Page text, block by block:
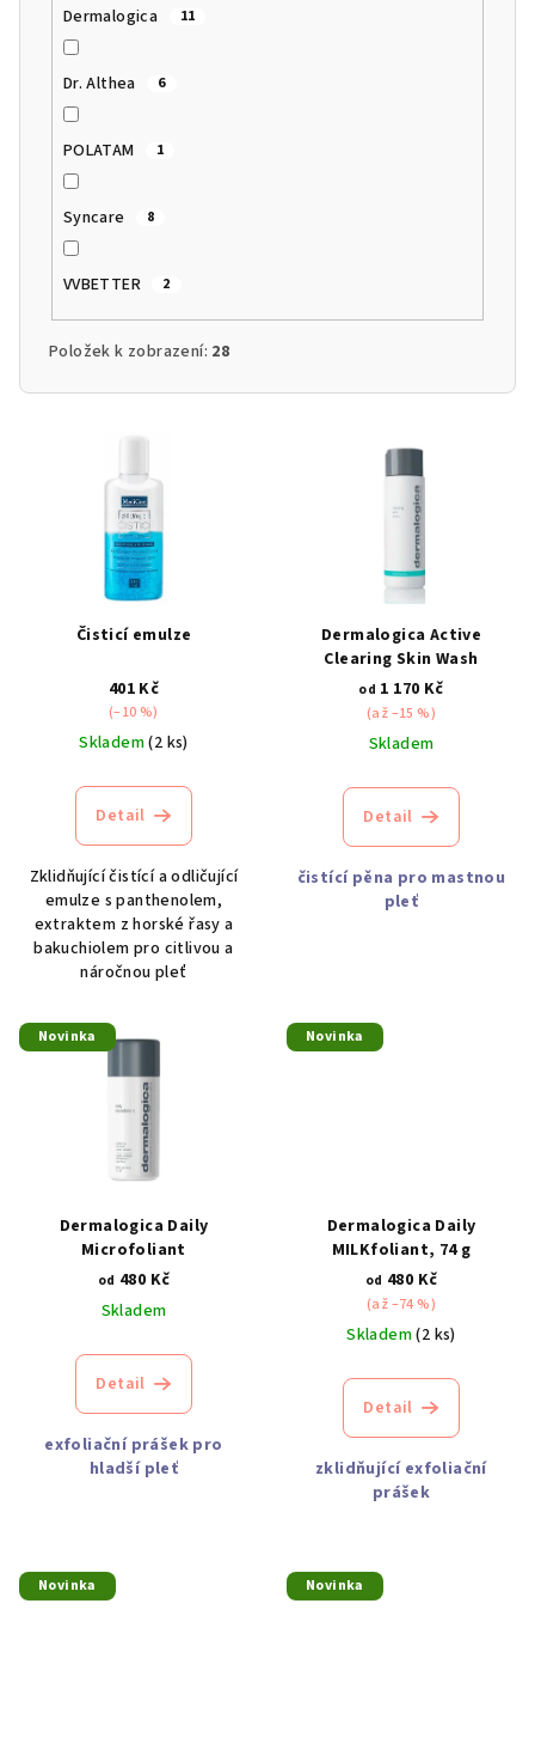
Dermalogica 11
Dr. Althea 6
POLATAM 1
Syncare 8
VVBETTER 2
Položek k zobrazení: 28
Čisticí emulze
401 Kč
(–10 %)
Skladem(2 ks)
Detail
Zklidňující čistící a odličující
emulze s panthenolem,
extraktem z horské řasy a
bakuchiolem pro citlivou a
náročnou pleť
Dermalogica Active
Clearing Skin Wash
od 1 170 Kč
(až –15 %)
Skladem
Detail
čistící pěna pro mastnou
pleť
Novinka
Dermalogica Daily
Microfoliant
od 480 Kč
Skladem
Detail
exfoliační prášek pro
hladší pleť
Novinka
Dermalogica Daily
MILKfoliant, 74 g
od 480 Kč
(až –74 %)
Skladem(2 ks)
Detail
zklidňující exfoliační
prášek
Novinka Novinka